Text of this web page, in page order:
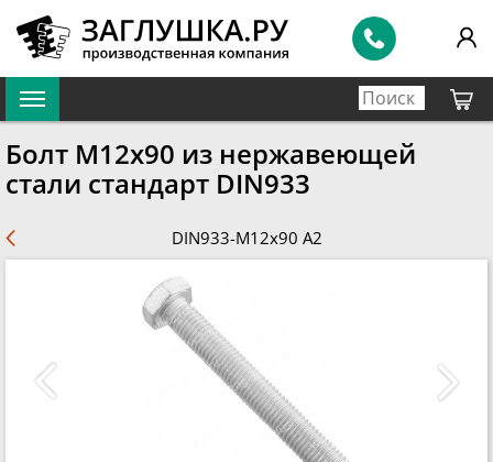
Болт M12x90 из нержавеющей
стали стандарт DIN933
DIN933-M12x90 A2